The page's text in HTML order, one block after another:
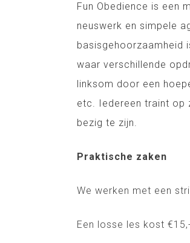
Fun Obedience is een
neuswerk en simpele
basisgehoorzaamheid
waar verschillende
linksom door een
etc. Iedereen traint op
bezig te zijn.
Praktische zaken
We werken met een
Een losse les kost